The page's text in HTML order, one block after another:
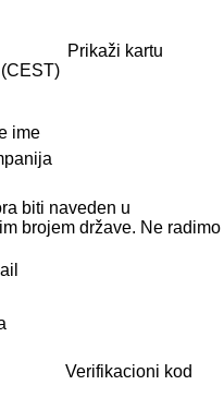
Prikaži kartu
ime
biti naveden u
brojem države. Ne radimo
Verifikacioni kod